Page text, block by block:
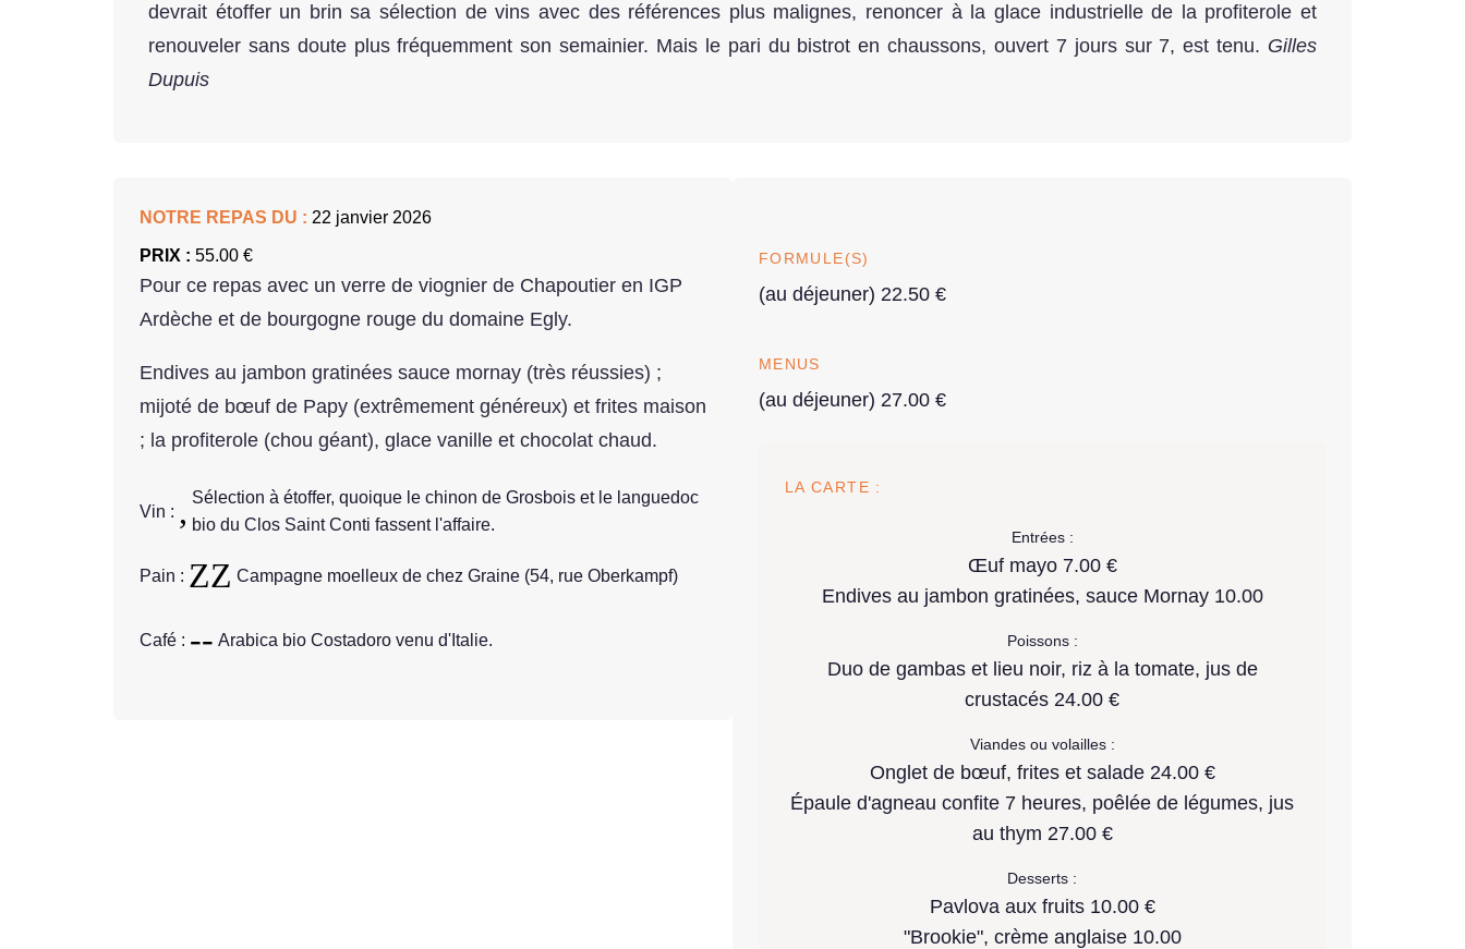
devrait étoffer un brin sa sélection de vins avec des références plus malignes, renoncer à la glace industrielle de la profiterole et
renouveler sans doute plus fréquemment son semainier. Mais le pari du bistrot en chaussons, ouvert 7 jours sur 7, est tenu. Gilles
Dupuis
NOTRE REPAS DU : 22 janvier 2026
PRIX : 55.00 €
Pour ce repas avec un verre de viognier de Chapoutier en IGP
Ardèche et de bourgogne rouge du domaine Egly.
Endives au jambon gratinées sauce mornay (très réussies) ;
mijoté de bœuf de Papy (extrêmement généreux) et frites maison
; la profiterole (chou géant), glace vanille et chocolat chaud.
Vin :
Sélection à étoffer, quoique le chinon de Grosbois et le languedoc
bio du Clos Saint Conti fassent l'affaire.
Pain : Campagne moelleux de chez Graine (54, rue Oberkampf)
Café : Arabica bio Costadoro venu d'Italie.
FORMULE(S)
(au déjeuner) 22.50 €
MENUS
(au déjeuner) 27.00 €
LA CARTE :
Entrées :
Œuf mayo 7.00 €
Endives au jambon gratinées, sauce Mornay 10.00
Poissons :
Duo de gambas et lieu noir, riz à la tomate, jus de
crustacés 24.00 €
Viandes ou volailles :
Onglet de bœuf, frites et salade 24.00 €
Épaule d'agneau confite 7 heures, poêlée de légumes, jus
au thym 27.00 €
Desserts :
Pavlova aux fruits 10.00 €
"Brookie", crème anglaise 10.00